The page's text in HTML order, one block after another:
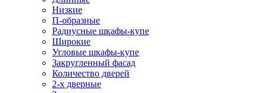
Низкие
П-образные
Радиусные шкафы-купе
Широкие
Угловые шкафы-купе
Закругленный фасад
Количество дверей
2-х дверные